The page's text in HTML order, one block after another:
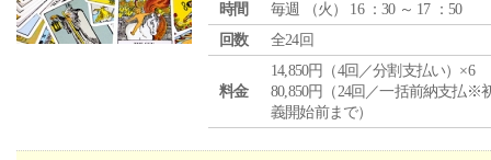
時間
毎週 （火 ） 16 ：30 ～ 17 ：50
回数
全24回
料金
14,850円（4回／分割支払い）×6
80,850円（24回／一括前納支払※
義開始前まで）